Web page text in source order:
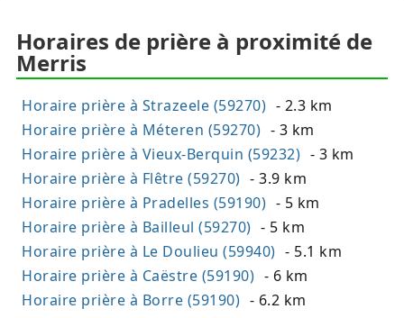
Horaires de prière à proximité de
Merris
Horaire prière à Strazeele (59270) - 2.3 km
Horaire prière à Méteren (59270) - 3 km
Horaire prière à Vieux-Berquin (59232) - 3 km
Horaire prière à Flêtre (59270) - 3.9 km
Horaire prière à Pradelles (59190) - 5 km
Horaire prière à Bailleul (59270) - 5 km
Horaire prière à Le Doulieu (59940) - 5.1 km
Horaire prière à Caëstre (59190) - 6 km
Horaire prière à Borre (59190) - 6.2 km